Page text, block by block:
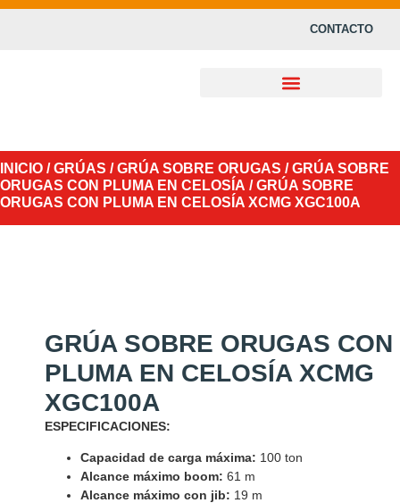
CONTACTO
INICIO /GRÚAS /GRÚA SOBRE ORUGAS /GRÚA SOBRE
ORUGAS CON PLUMA EN CELOSÍA / GRÚA SOBRE
ORUGAS CON PLUMA EN CELOSÍA XCMG XGC100A
GRÚA SOBRE ORUGAS CON
PLUMA EN CELOSÍA XCMG
XGC100A
ESPECIFICACIONES:
Capacidad de carga máxima: 100 ton
Alcance máximo boom: 61 m
Alcance máximo con jib: 19 m